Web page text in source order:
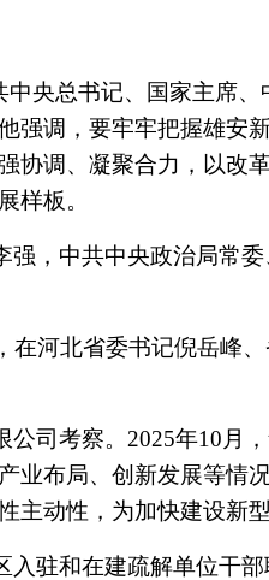
央总书记、国家主席
强调，要牢牢把握雄安
协调、凝聚合力，以改
样板。
强，中共中央政治局常
在河北省委书记倪岳峰
公司考察。2025年10月
业布局、创新发展等
主动性，为加快建设新
驻和在建疏解单位干